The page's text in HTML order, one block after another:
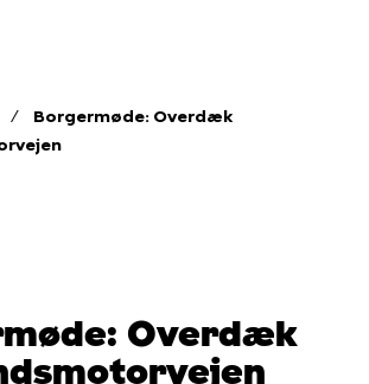
Borgermøde: Overdæk
Overdæk